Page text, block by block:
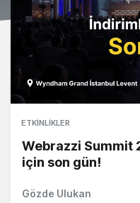
ETKINLIKLER
Webrazzi Summit
için son gün!
Gözde Ulukan